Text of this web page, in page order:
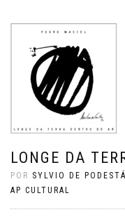
LONGE DA
POR SYLVIO DE PODESTÁ
AP CULTURAL